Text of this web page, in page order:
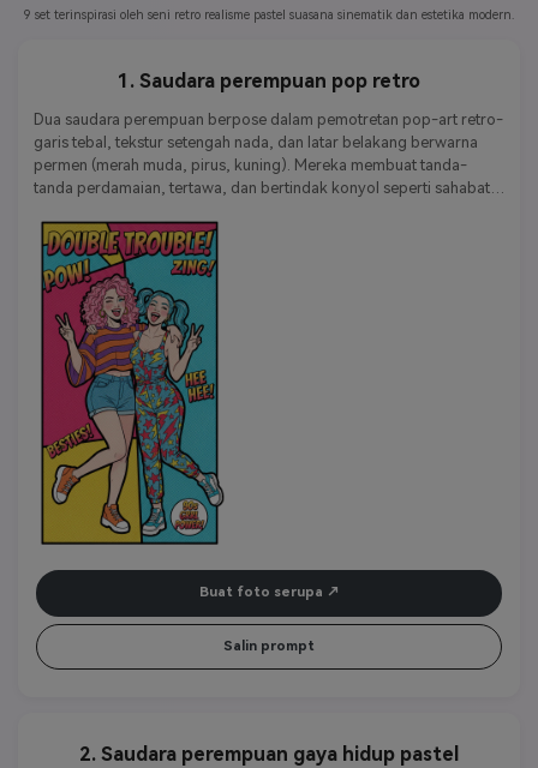
9 set terinspirasi oleh seni retro realisme pastel suasana sinematik dan estetika modern.
1. Saudara perempuan pop retro
Dua saudara perempuan berpose dalam pemotretan pop-art retro-
garis tebal, tekstur setengah nada, dan latar belakang berwarna
permen (merah muda, pirus, kuning). Mereka membuat tanda-
tanda perdamaian, tertawa, dan bertindak konyol seperti sahabat
mengambang.
Kata kunci gaya:Pop retro | dinamis | komik | menyenangkan |
bergaya
Buat foto serupa
Salin prompt
2. Saudara perempuan gaya hidup pastel